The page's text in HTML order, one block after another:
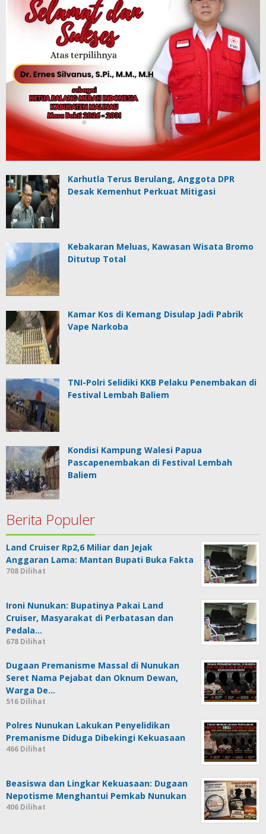
Karhutla Terus Berulang, Anggota DPR
Desak Kemenhut Perkuat Mitigasi
Kebakaran Meluas, Kawasan Wisata Bromo
Ditutup Total
Kamar Kos di Kemang Disulap Jadi Pabrik
Vape Narkoba
TNI-Polri Selidiki KKB Pelaku Penembakan di
Festival Lembah Baliem
Kondisi Kampung Walesi Papua
Pascapenembakan di Festival Lembah
Baliem
Berita Populer
Land Cruiser Rp2,6 Miliar dan Jejak
Anggaran Lama: Mantan Bupati Buka Fakta
708 Dilihat
Ironi Nunukan: Bupatinya Pakai Land
Cruiser, Masyarakat di Perbatasan dan
Pedala…
678 Dilihat
Dugaan Premanisme Massal di Nunukan
Seret Nama Pejabat dan Oknum Dewan,
Warga De…
516 Dilihat
Polres Nunukan Lakukan Penyelidikan
Premanisme Diduga Dibekingi Kekuasaan
466 Dilihat
Beasiswa dan Lingkar Kekuasaan: Dugaan
Nepotisme Menghantui Pemkab Nunukan
406 Dilihat